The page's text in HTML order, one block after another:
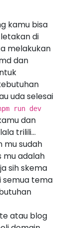
kamu bisa
di
melakukan
dan
uda selesai
run dev
dan
trilili...
mu sudah
mu adalah
sih skema
semua tema
atau blog